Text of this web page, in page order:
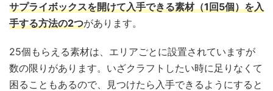
サプライボックスを開けて入手できる素材（1回5個）を入
手する方法の2つがあります。
25個もらえる素材は、エリアごとに設置されていますが
数の限りがあります。いざクラフトしたい時に足りなくて
困ることもあるので、見つけたら入手できるようにすると